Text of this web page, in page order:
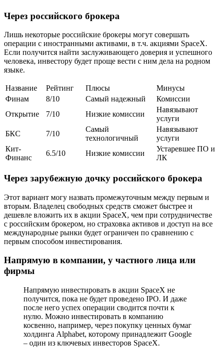
Через российского брокера
Лишь некоторые российские брокеры могут совершать
операции с иностранными активами, в т.ч. акциями SpaceX.
Если получится найти заслуживающего доверия и успешного
человека, инвестору будет проще вести с ним дела на родном
языке.
Название Рейтинг Плюсы
Минусы
Финам
8/10 Самый надежный
Комиссии
Открытие
7/10 Низкие комиссии
Навязывают
услуги
БКС
7/10
Самый
технологичный
Навязывают
услуги
Кит-
Финанс
6.5/10 Низкие комиссии
Устаревшее ПО и
ЛК
Через зарубежную дочку российского брокера
Этот вариант могу назвать промежуточным между первым и
вторым. Владелец свободных средств сможет быстрее и
дешевле вложить их в акции SpaceX, чем при сотрудничестве
с российским брокером, но страховка активов и доступ на все
международные рынки будет ограничен по сравнению с
первым способом инвестирования.
Напрямую в компании, у частного лица или
фирмы
Напрямую инвестировать в акции SpaceX не
получится, пока не будет проведено IPO. И даже
после него успех операции сводится почти к
нулю. Можно инвестировать в компанию
косвенно, например, через покупку ценных бумаг
холдинга Alphabet, которому принадлежит Google
– один из ключевых инвесторов SpaceX.